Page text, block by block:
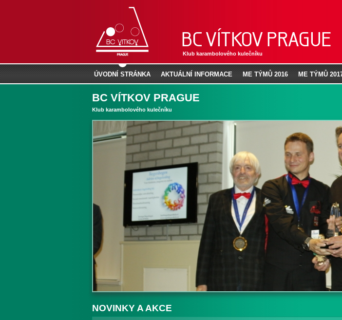
BC VÍTKOV PRAGUE
Klub karambolového kulečníku
NOVINKY A AKCE
Klub karambolového kulečníku
ÚVODNÍ STRÁNKA AKTUÁLNÍ INFORMACE ME TÝMŮ 2016 ME TÝMŮ